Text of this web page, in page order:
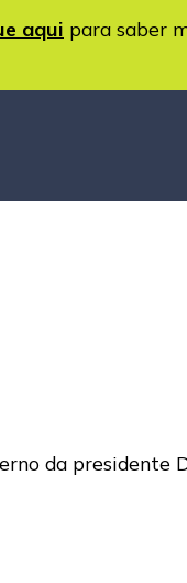
aqui para saber
da presidente